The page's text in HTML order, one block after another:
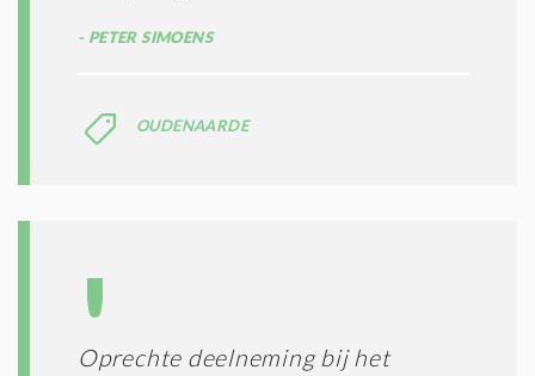
PETER SIMOENS
OUDENAARDE
Oprechte deelneming bij het